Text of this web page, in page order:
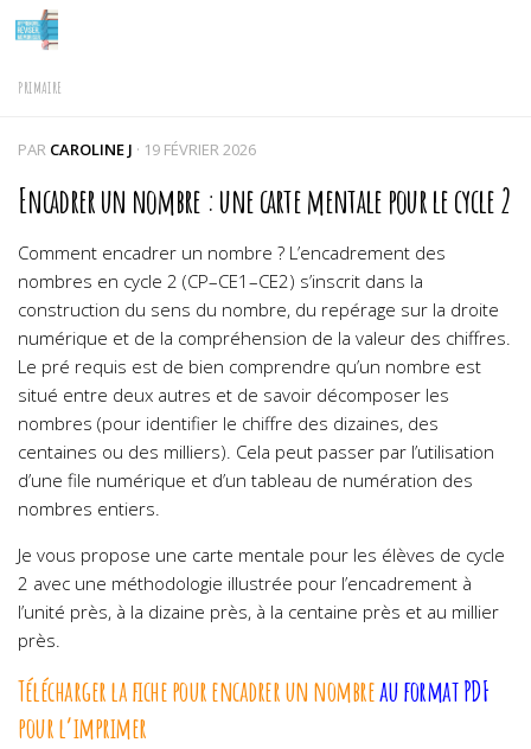
Skip to content
PRIMAIRE
PAR CAROLINE J · 19 FÉVRIER 2026
Encadrer un nombre : une carte mentale pour le cycle 2
Comment encadrer un nombre ? L’encadrement des
nombres en cycle 2 (CP–CE1–CE2) s’inscrit dans la
construction du sens du nombre, du repérage sur la droite
numérique et de la compréhension de la valeur des chiffres.
Le pré requis est de bien comprendre qu’un nombre est
situé entre deux autres et de savoir décomposer les
nombres (pour identifier le chiffre des dizaines, des
centaines ou des milliers). Cela peut passer par l’utilisation
d’une file numérique et d’un tableau de numération des
nombres entiers.
Je vous propose une carte mentale pour les élèves de cycle
2 avec une méthodologie illustrée pour l’encadrement à
l’unité près, à la dizaine près, à la centaine près et au millier
près.
Télécharger la fiche pour encadrer un nombreau format PDF
pour l’imprimer